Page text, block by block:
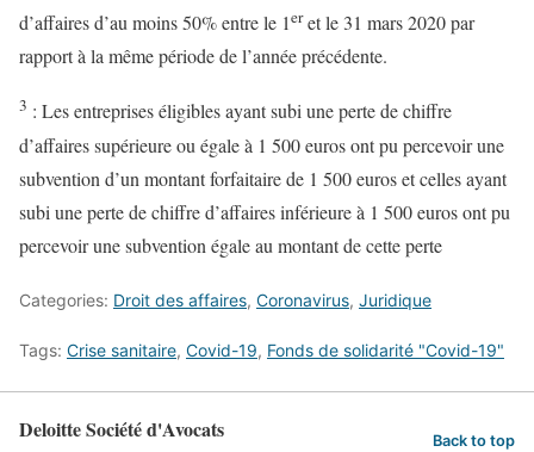
d’affaires d’au moins 50% entre le 1eret le 31 mars 2020 par
rapport à la même période de l’année précédente.
3 : Les entreprises éligibles ayant subi une perte de chiffre
d’affaires supérieure ou égale à 1 500 euros ont pu percevoir une
subvention d’un montant forfaitaire de 1 500 euros et celles ayant
subi une perte de chiffre d’affaires inférieure à 1 500 euros ont pu
percevoir une subvention égale au montant de cette perte
Categories: Droit des affaires, Coronavirus, Juridique
Tags: Crise sanitaire, Covid-19, Fonds de solidarité "Covid-19"
Deloitte Société d'Avocats Back to top